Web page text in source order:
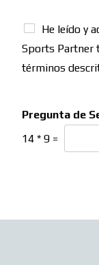
He leído y
Sports Partner
términos
Pregunta de
14 * 9 =